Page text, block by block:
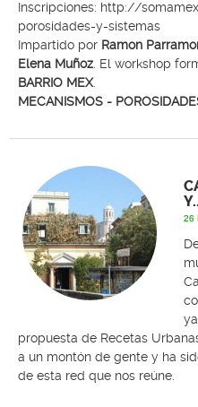
Inscripciones: http://
porosidades-y-sistemas
Impartido por Ramon
Elena Muñoz . El workshop
BARRIO MEX.
MECANISMOS -
26
propuesta de Recetas
a un montón de gente y ha
de esta red que nos reúne.